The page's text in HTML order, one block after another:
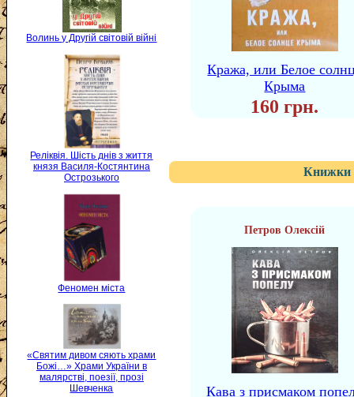
Волинь у Другій світовій війні
Реліквія. Шість днів з життя
князя Василя-Костянтина
Острозького
Феномен міста
«Святим дивом сяють храми
Божі…» Храми України в
малярстві, поезії, прозі
Шевченка
Кража, или Белое
Крыма
160 грн.
Книжки
Петров Олексій
Кава з присмаком